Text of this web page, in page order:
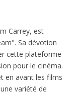
Carrey, est
Sa dévotion
cette plateforme
pour le cinéma.
en avant les films
variété de